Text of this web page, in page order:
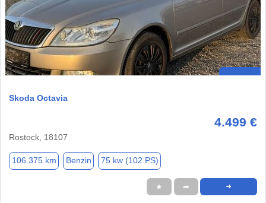
Skoda Octavia
4.499 €
Rostock, 18107
106.375 km Benzin 75 kw (102 PS)
★ ➦ ➜